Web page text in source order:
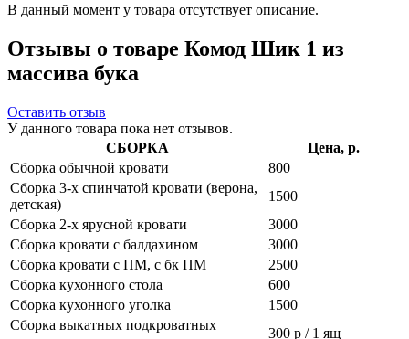
В данный момент у товара отсутствует описание.
Отзывы о товаре Комод Шик 1 из
массива бука
Оставить отзыв
У данного товара пока нет отзывов.
СБОРКА
Цена, р.
Сборка обычной кровати
800
Сборка 3-х спинчатой кровати (верона,
детская)
1500
Сборка 2-х ярусной кровати
3000
Сборка кровати с балдахином
3000
Сборка кровати с ПМ, с бк ПМ
2500
Сборка кухонного стола
600
Сборка кухонного уголка
1500
Сборка выкатных подкроватных
300 р / 1 ящ